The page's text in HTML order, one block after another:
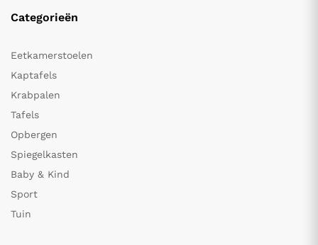
Categorieën
Eetkamerstoelen
Kaptafels
Krabpalen
Tafels
Opbergen
Spiegelkasten
Baby & Kind
Sport
Tuin